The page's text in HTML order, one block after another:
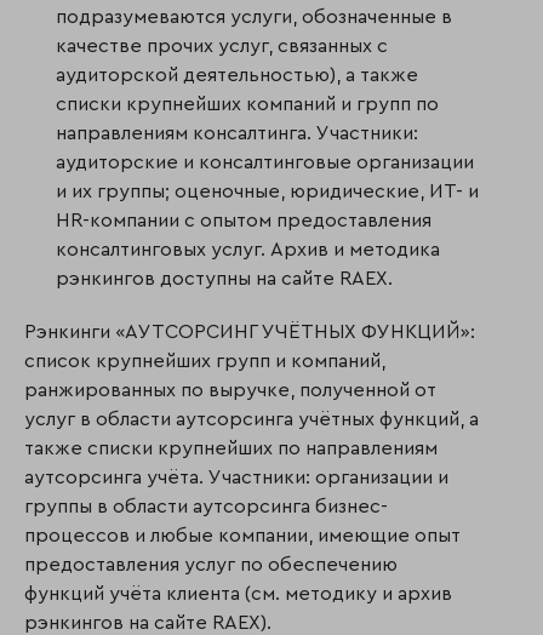
подразумеваются услуги, обозначенные в
качестве прочих услуг, связанных с
аудиторской деятельностью), а также
списки крупнейших компаний и групп по
направлениям консалтинга. Участники:
аудиторские и консалтинговые организации
и их группы; оценочные, юридические, ИТ- и
HR-компании с опытом предоставления
консалтинговых услуг. Архив и методика
рэнкингов доступны на сайте RAEX.
Рэнкинги «АУТСОРСИНГ УЧЁТНЫХ ФУНКЦИЙ»:
список крупнейших групп и компаний,
ранжированных по выручке, полученной от
услуг в области аутсорсинга учётных функций, а
также списки крупнейших по направлениям
аутсорсинга учёта. Участники: организации и
группы в области аутсорсинга бизнес-
процессов и любые компании, имеющие опыт
предоставления услуг по обеспечению
функций учёта клиента (см. методику и архив
рэнкингов на сайте RAEX).